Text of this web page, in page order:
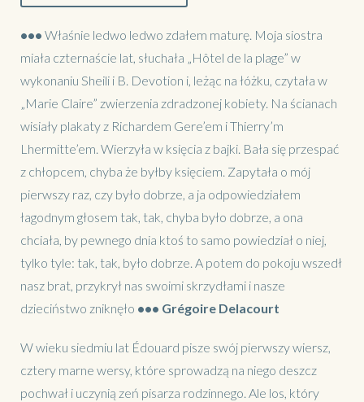
••• Właśnie ledwo ledwo zdałem maturę. Moja siostra
miała czternaście lat, słuchała „Hôtel de la plage” w
wykonaniu Sheili i B. Devotion i, leżąc na łóżku, czytała w
„Marie Claire” zwierzenia zdradzonej kobiety. Na ścianach
wisiały plakaty z Richardem Gere’em i Thierry’m
Lhermitte’em. Wierzyła w księcia z bajki. Bała się przespać
z chłopcem, chyba że byłby księciem. Zapytała o mój
pierwszy raz, czy było dobrze, a ja odpowiedziałem
łagodnym głosem tak, tak, chyba było dobrze, a ona
chciała, by pewnego dnia ktoś to samo powiedział o niej,
tylko tyle: tak, tak, było dobrze. A potem do pokoju wszedł
nasz brat, przykrył nas swoimi skrzydłami i nasze
dzieciństwo zniknęło ••• Grégoire Delacourt
W wieku siedmiu lat Édouard pisze swój pierwszy wiersz,
cztery marne wersy, które sprowadzą na niego deszcz
pochwał i uczynią zeń pisarza rodzinnego. Ale los, który